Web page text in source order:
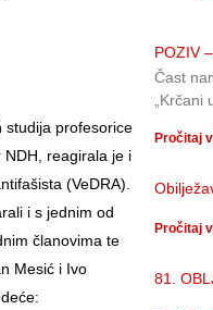
studija profesorice
NDH, reagirala je i
(VeDRA).
i s jednim od
članovima te
Mesić i Ivo
POZIV
Čast
Pročitaj
Pročitaj
81.